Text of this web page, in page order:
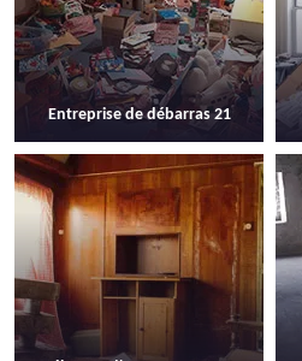
Entreprise de débarras 21